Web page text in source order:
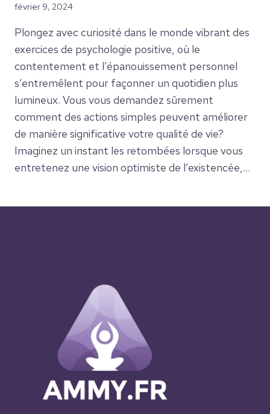
février 9, 2024
Plongez avec curiosité dans le monde vibrant des
exercices de psychologie positive, où le
contentement et l’épanouissement personnel
s’entremêlent pour façonner un quotidien plus
lumineux. Vous vous demandez sûrement
comment des actions simples peuvent améliorer
de manière significative votre qualité de vie?
Imaginez un instant les retombées lorsque vous
entretenez une vision optimiste de l’existencée,…